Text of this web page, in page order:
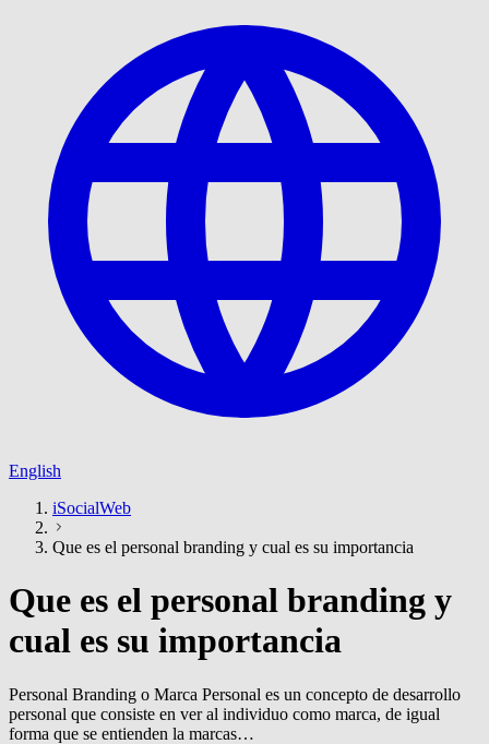
English
iSocialWeb
Que es el personal branding y cual es su importancia
Que es el personal branding y
cual es su importancia
Personal Branding o Marca Personal es un concepto de desarrollo
personal que consiste en ver al individuo como marca, de igual
forma que se entienden la marcas…